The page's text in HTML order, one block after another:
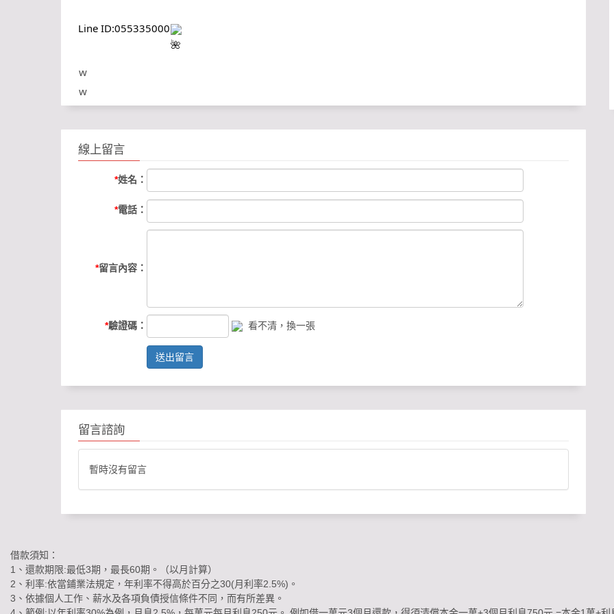
Line ID:055335000
w
w
w.f
ac
eb
線上留言
*姓名：
*電話：
*留言內容：
*驗證碼： 看不清，換一張
送出留言
留言諮詢
暫時沒有留言
借款須知：
1、還款期限:最低3期，最長60期。（以月計算）
2、利率:依當鋪業法規定，年利率不得高於百分之30(月利率2.5%)。
3、依據個人工作、薪水及各項負債授信條件不同，而有所差異。